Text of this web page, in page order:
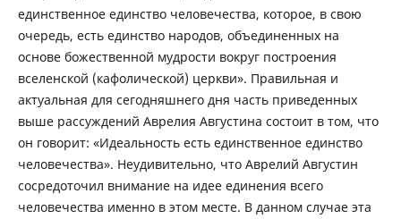
единственное единство человечества, которое, в свою
очередь, есть единство народов, объединенных на
основе божественной мудрости вокруг построения
вселенской (кафолической) церкви». Правильная и
актуальная для сегодняшнего дня часть приведенных
выше рассуждений Аврелия Августина состоит в том, что
он говорит: «Идеальность есть единственное единство
человечества». Неудивительно, что Аврелий Августин
сосредоточил внимание на идее единения всего
человечества именно в этом месте. В данном случае эта